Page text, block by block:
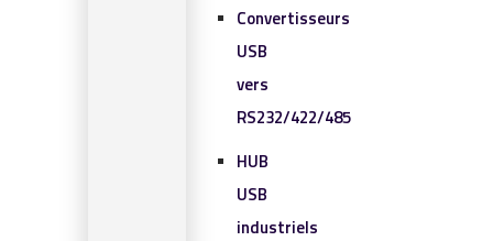
Convertisseurs
USB
vers
RS232/422/485
HUB
USB
industriels